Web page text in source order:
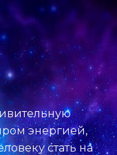
энергией,
стать на